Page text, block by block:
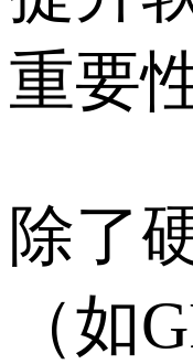
重要
除了
（如